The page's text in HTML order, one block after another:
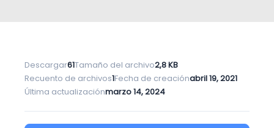
Descargar61Tamaño del archivo2,8 KB
Recuento de archivos1Fecha de creaciónabril 19, 2021
Última actualizaciónmarzo 14, 2024